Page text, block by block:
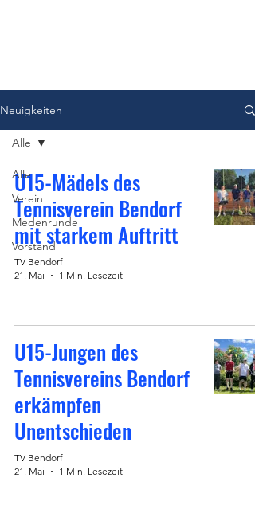
Neuigkeiten
Alle
Verein
Medenrunde
Vorstand
Alle
U15-Mädels des
Tennisverein Bendorf
mit starkem Auftritt
TV Bendorf
21. Mai
1 Min. Lesezeit
U15-Jungen des
Tennisvereins Bendorf
erkämpfen
Unentschieden
TV Bendorf
21. Mai
1 Min. Lesezeit